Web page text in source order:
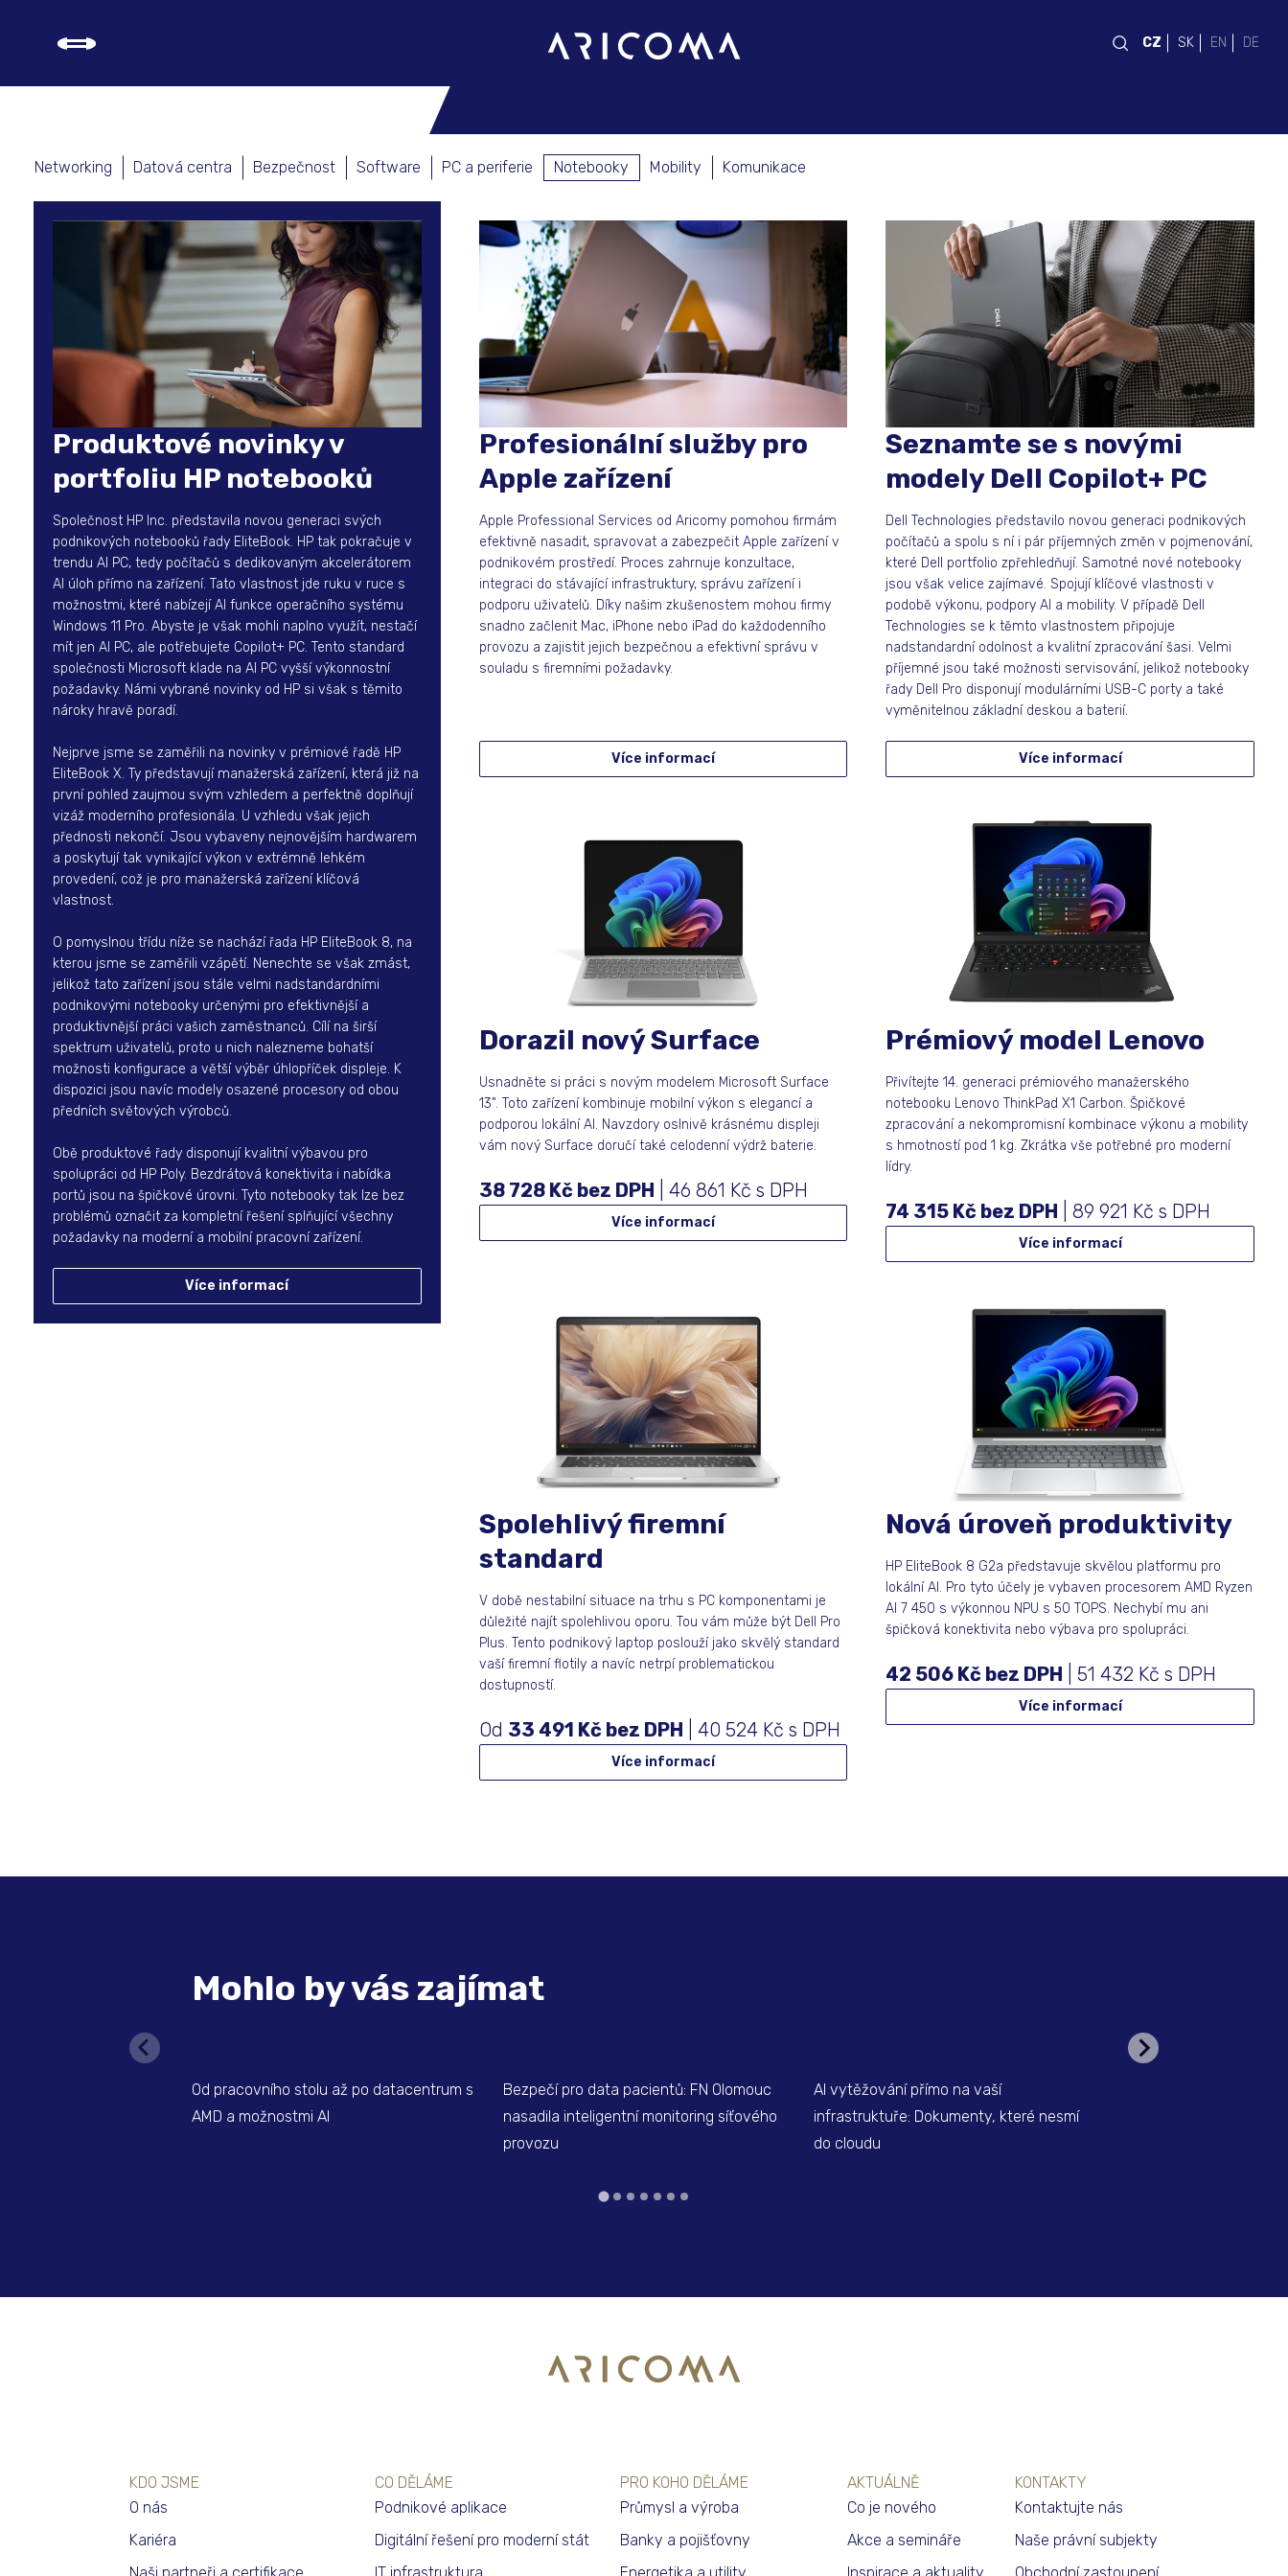
CZ SK EN DE
Networking Datová centra Bezpečnost Software PC a periferie Notebooky Mobility Komunikace
Produktové novinky v
portfoliu HP notebooků
Společnost HP Inc. představila novou generaci svých
podnikových notebooků řady EliteBook. HP tak pokračuje v
trendu AI PC, tedy počítačů s dedikovaným akcelerátorem
AI úloh přímo na zařízení. Tato vlastnost jde ruku v ruce s
možnostmi, které nabízejí AI funkce operačního systému
Windows 11 Pro. Abyste je však mohli naplno využít, nestačí
mít jen AI PC, ale potřebujete Copilot+ PC. Tento standard
společnosti Microsoft klade na AI PC vyšší výkonnostní
požadavky. Námi vybrané novinky od HP si však s těmito
nároky hravě poradí.
Nejprve jsme se zaměřili na novinky v prémiové řadě HP
EliteBook X. Ty představují manažerská zařízení, která již na
první pohled zaujmou svým vzhledem a perfektně doplňují
vizáž moderního profesionála. U vzhledu však jejich
přednosti nekončí. Jsou vybaveny nejnovějším hardwarem
a poskytují tak vynikající výkon v extrémně lehkém
provedení, což je pro manažerská zařízení klíčová
vlastnost.
O pomyslnou třídu níže se nachází řada HP EliteBook 8, na
kterou jsme se zaměřili vzápětí. Nenechte se však zmást,
jelikož tato zařízení jsou stále velmi nadstandardními
podnikovými notebooky určenými pro efektivnější a
produktivnější práci vašich zaměstnanců. Cílí na širší
spektrum uživatelů, proto u nich nalezneme bohatší
možnosti konfigurace a větší výběr úhlopříček displeje. K
dispozici jsou navíc modely osazené procesory od obou
předních světových výrobců.
Obě produktové řady disponují kvalitní výbavou pro
spolupráci od HP Poly. Bezdrátová konektivita i nabídka
portů jsou na špičkové úrovni. Tyto notebooky tak lze bez
problémů označit za kompletní řešení splňující všechny
požadavky na moderní a mobilní pracovní zařízení.
Více informací
Profesionální služby pro
Apple zařízení
Apple Professional Services od Aricomy pomohou firmám
efektivně nasadit, spravovat a zabezpečit Apple zařízení v
podnikovém prostředí. Proces zahrnuje konzultace,
integraci do stávající infrastruktury, správu zařízení i
podporu uživatelů. Díky našim zkušenostem mohou firmy
snadno začlenit Mac, iPhone nebo iPad do každodenního
provozu a zajistit jejich bezpečnou a efektivní správu v
souladu s firemními požadavky.
Více informací
Seznamte se s novými
modely Dell Copilot+ PC
Dell Technologies představilo novou generaci podnikových
počítačů a spolu s ní i pár příjemných změn v pojmenování,
které Dell portfolio zpřehledňují. Samotné nové notebooky
jsou však velice zajímavé. Spojují klíčové vlastnosti v
podobě výkonu, podpory AI a mobility. V případě Dell
Technologies se k těmto vlastnostem připojuje
nadstandardní odolnost a kvalitní zpracování šasi. Velmi
příjemné jsou také možnosti servisování, jelikož notebooky
řady Dell Pro disponují modulárními USB-C porty a také
vyměnitelnou základní deskou a baterií.
Více informací
Dorazil nový Surface
Usnadněte si práci s novým modelem Microsoft Surface
13". Toto zařízení kombinuje mobilní výkon s elegancí a
podporou lokální AI. Navzdory oslnivě krásnému displeji
vám nový Surface doručí také celodenní výdrž baterie.
38 728 Kč bez DPH | 46 861 Kč s DPH
Více informací
Prémiový model Lenovo
Přivítejte 14. generaci prémiového manažerského
notebooku Lenovo ThinkPad X1 Carbon. Špičkové
zpracování a nekompromisní kombinace výkonu a mobility
s hmotností pod 1 kg. Zkrátka vše potřebné pro moderní
lídry.
74 315 Kč bez DPH | 89 921 Kč s DPH
Více informací
Spolehlivý firemní
standard
V době nestabilní situace na trhu s PC komponentami je
důležité najít spolehlivou oporu. Tou vám může být Dell Pro
Plus. Tento podnikový laptop poslouží jako skvělý standard
vaší firemní flotily a navíc netrpí problematickou
dostupností.
Od 33 491 Kč bez DPH | 40 524 Kč s DPH
Více informací
Nová úroveň produktivity
HP EliteBook 8 G2a představuje skvělou platformu pro
lokální AI. Pro tyto účely je vybaven procesorem AMD Ryzen
AI 7 450 s výkonnou NPU s 50 TOPS. Nechybí mu ani
špičková konektivita nebo výbava pro spolupráci.
42 506 Kč bez DPH | 51 432 Kč s DPH
Více informací
Mohlo by vás zajímat
Od pracovního stolu až po datacentrum s
AMD a možnostmi AI
Bezpečí pro data pacientů: FN Olomouc
nasadila inteligentní monitoring síťového
provozu
AI vytěžování přímo na vaší
infrastruktuře: Dokumenty, které nesmí
do cloudu
KDO JSME
O nás
Kariéra
CO DĚLÁME
Podnikové aplikace
Digitální řešení pro moderní stát
PRO KOHO DĚLÁME
Průmysl a výroba
Banky a pojišťovny
AKTUÁLNĚ
Co je nového
Akce a semináře
KONTAKTY
Kontaktujte nás
Naše právní subjekty